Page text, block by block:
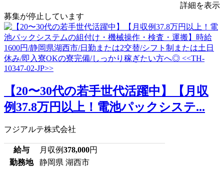
詳細を表示
募集が停止しています
【20〜30代の若手世代活躍中】【月収
例37.8万円以上！電池パックシステ...
フジアルテ株式会社
給与 月収例378,000円
勤務地
静岡県 湖西市